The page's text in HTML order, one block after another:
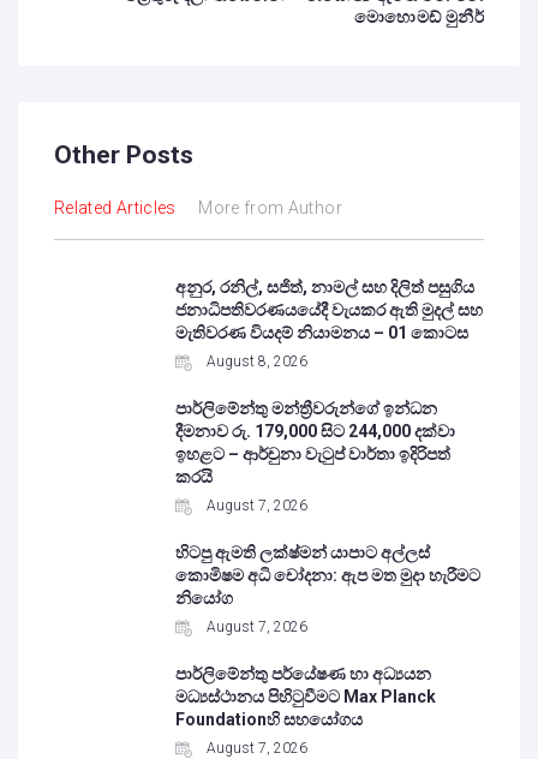
මොහොමඩ් මුනීර්
Other Posts
Related Articles More from Author
අනුර, රනිල්, සජිත්, නාමල් සහ දිලිත් පසුගිය
ජනාධිපතිවරණයයේදී වැයකර ඇති මුදල් සහ
මැතිවරණ වියදම් නියාමනය – 01 කොටස
August 8, 2026
පාර්ලිමේන්තු මන්ත්‍රීවරුන්ගේ ඉන්ධන
දීමනාව රු. 179,000 සිට 244,000 දක්වා
ඉහළට – ආර්චුනා වැටුප් වාර්තා ඉදිරිපත්
කරයි
August 7, 2026
හිටපු ඇමති ලක්ෂ්මන් යාපාට අල්ලස්
කොමිෂම අධි චෝදනා: ඇප මත මුදා හැරීමට
නියෝග
August 7, 2026
පාර්ලිමේන්තු පර්යේෂණ හා අධ්‍යයන
මධ්‍යස්ථානය පිහිටුවීමට Max Planck
Foundationහි සහයෝගය
August 7, 2026